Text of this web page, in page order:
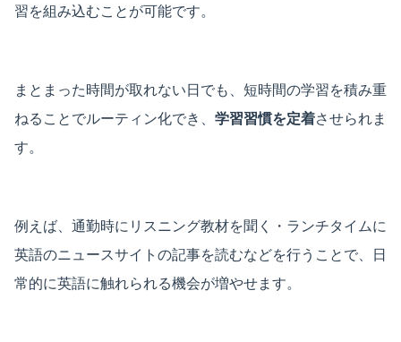
習を組み込むことが可能です。
まとまった時間が取れない日でも、短時間の学習を積み重
ねることでルーティン化でき、 学習習慣を定着させられま
す。
例えば、通勤時にリスニング教材を聞く・ランチタイムに
英語のニュースサイトの記事を読むなどを行うことで、日
常的に英語に触れられる機会が増やせます。